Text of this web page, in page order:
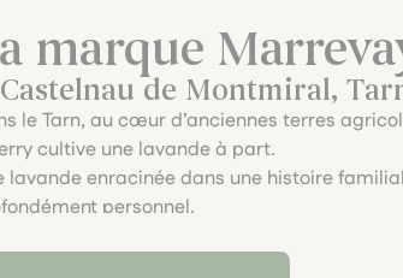
marque
Castelnau de Montmiral,
le Tarn, au cœur d’anciennes terres
cultive une lavande à part.
lavande enracinée dans une histoire
personnel.
et au vivant.